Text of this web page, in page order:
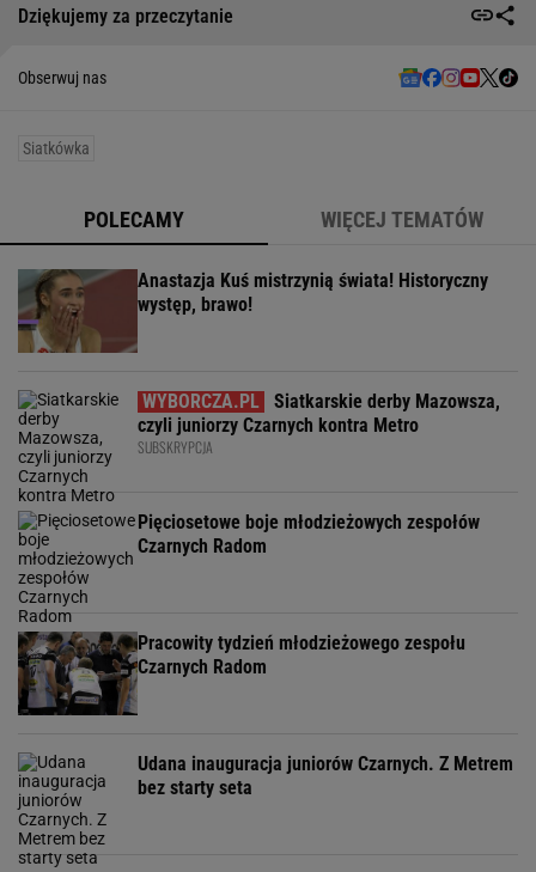
Dziękujemy za przeczytanie
Obserwuj nas
Siatkówka
POLECAMY WIĘCEJ TEMATÓW
Anastazja Kuś mistrzynią świata! Historyczny
występ, brawo!
Siatkarskie derby Mazowsza,
czyli juniorzy Czarnych kontra Metro
SUBSKRYPCJA
Pięciosetowe boje młodzieżowych zespołów
Czarnych Radom
Pracowity tydzień młodzieżowego zespołu
Czarnych Radom
Udana inauguracja juniorów Czarnych. Z Metrem
bez starty seta